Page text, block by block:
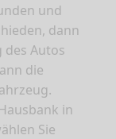
und
dann
des Autos
die
in
Sie